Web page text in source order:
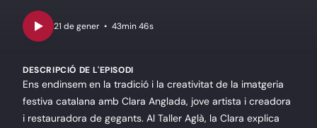
• 43min 46s
DESCRIPCIÓ DE L'EPISODI
Ens endinsem en la tradició i la creativitat de la imatgeria
festiva catalana amb Clara Anglada, jove artista i creadora
i restauradora de gegants. Al Taller Aglà, la Clara explica